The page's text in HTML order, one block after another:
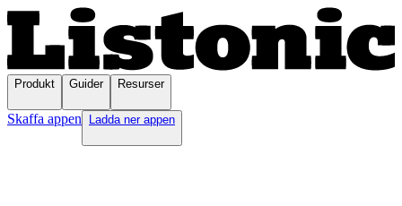
Produkt Guider Resurser
Skaffa appen Ladda ner appen